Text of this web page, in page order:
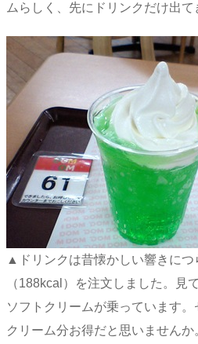
ムらしく、先にドリンクだけ出て
▲ドリンクは昔懐かしい響きに
（188kcal）を注文しました。見
ソフトクリームが乗っています
クリーム分お得だと思いません